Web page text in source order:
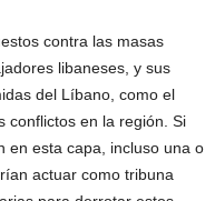
contra las masas
libaneses, y sus
del Líbano, como el
conflictos en la región. Si
en esta capa, incluso una o
actuar como tribuna